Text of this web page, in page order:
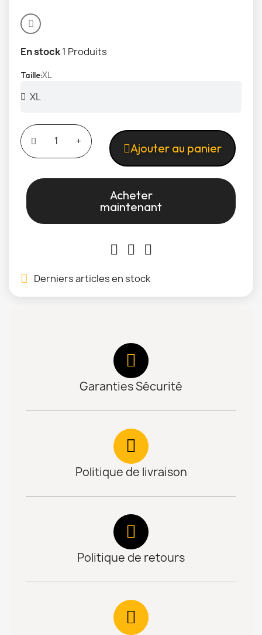
En stock1 Produits
TailleXL
Ajouter au panier
Acheter
maintenant
Derniers articles en stock
Garanties Sécurité
Politique de livraison
Politique de retours